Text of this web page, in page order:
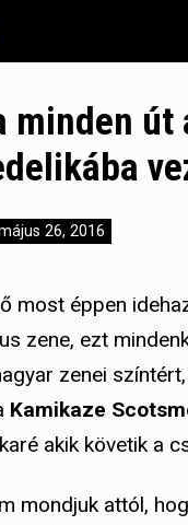
minden út
26, 2016
most éppen
zene, ezt
zenei
Kamikaze
akik követik a
mondjuk attól,